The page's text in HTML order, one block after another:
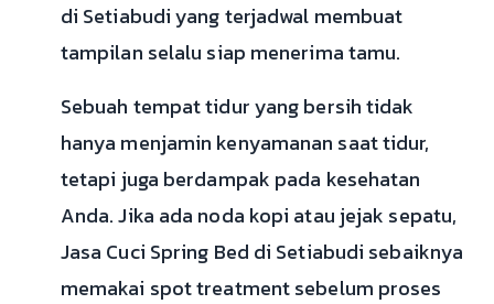
di Setiabudi yang terjadwal membuat
tampilan selalu siap menerima tamu.
Sebuah tempat tidur yang bersih tidak
hanya menjamin kenyamanan saat tidur,
tetapi juga berdampak pada kesehatan
Anda. Jika ada noda kopi atau jejak sepatu,
Jasa Cuci Spring Bed di Setiabudi sebaiknya
memakai spot treatment sebelum proses